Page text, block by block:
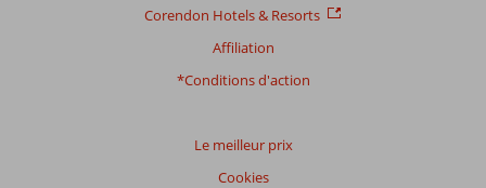
Corendon Hotels & Resorts
Affiliation
*Conditions d'action
Le meilleur prix
Cookies